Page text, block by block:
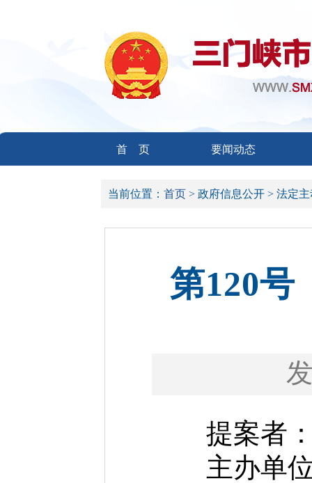
首 页 要闻动态
当前位置： 首页 > 政府信息公开 > 法定
第120号
提案者：
主办单位